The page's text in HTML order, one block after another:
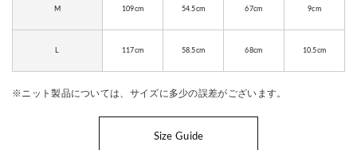
M 109cm 54.5cm 67cm 9cm
L 117cm 58.5cm 68cm 10.5cm
※ニット製品については、サイズに多少の誤差がございます。
Size Guide